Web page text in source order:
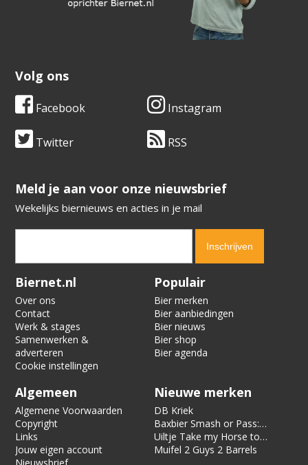
Volg ons
Facebook Instagram
Twitter RSS
​​​​​​​Meld je aan voor onze nieuwsbrief
Wekelijks biernieuws en acties in je mail
Verification code:
Biernet.nl
Over ons
Contact
Werk & stages
Samenwerken &
adverteren
Cookie instellingen
Populair
Bier merken
Bier aanbiedingen
Bier nieuws
Bier shop
Bier agenda
Algemeen
Algemene Voorwaarden
Copyright
Links
Jouw eigen account
Nieuwe merken
DB Kriek
Baxbier Smash or Pass:
Strata
Uiltje Take my Horse to
the Hotel Room
Muifel 2 Guys 2 Barrels